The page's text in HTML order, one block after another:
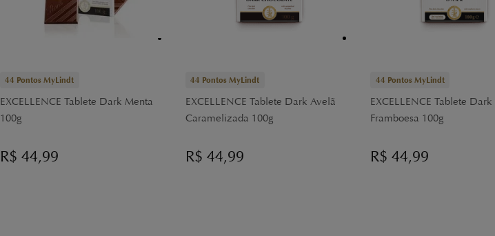
44 Pontos MyLindt
EXCELLENCE Tablete Dark Menta
100g
R$ 44,99
44 Pontos MyLindt
EXCELLENCE Tablete Dark Avelã
Caramelizada 100g
R$ 44,99
44 Pontos MyLindt
EXCELLENCE Tablete Dark
Framboesa 100g
R$44,99